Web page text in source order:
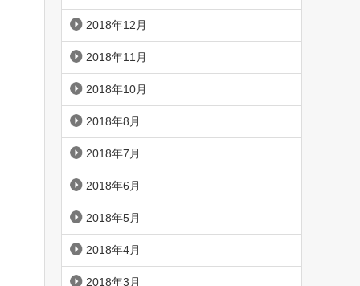
2018年12月
2018年11月
2018年10月
2018年8月
2018年7月
2018年6月
2018年5月
2018年4月
2018年3月